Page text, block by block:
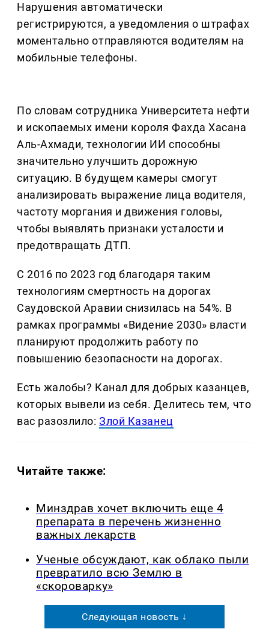
Нарушения автоматически
регистрируются, а уведомления о штрафах
моментально отправляются водителям на
мобильные телефоны.
По словам сотрудника Университета нефти
и ископаемых имени короля Фахда Хасана
Аль-Ахмади, технологии ИИ способны
значительно улучшить дорожную
ситуацию. В будущем камеры смогут
анализировать выражение лица водителя,
частоту моргания и движения головы,
чтобы выявлять признаки усталости и
предотвращать ДТП.
С 2016 по 2023 год благодаря таким
технологиям смертность на дорогах
Саудовской Аравии снизилась на 54%. В
рамках программы «Видение 2030» власти
планируют продолжить работу по
повышению безопасности на дорогах.
Есть жалобы? Канал для добрых казанцев,
которых вывели из себя. Делитеcь тем, что
вас разозлило:Злой Казанец
Читайте также:
Минздрав хочет включить еще 4
препарата в перечень жизненно
важных лекарств
Ученые обсуждают, как облако пыли
превратило всю Землю в
«скороварку»
Следующая новость ↓